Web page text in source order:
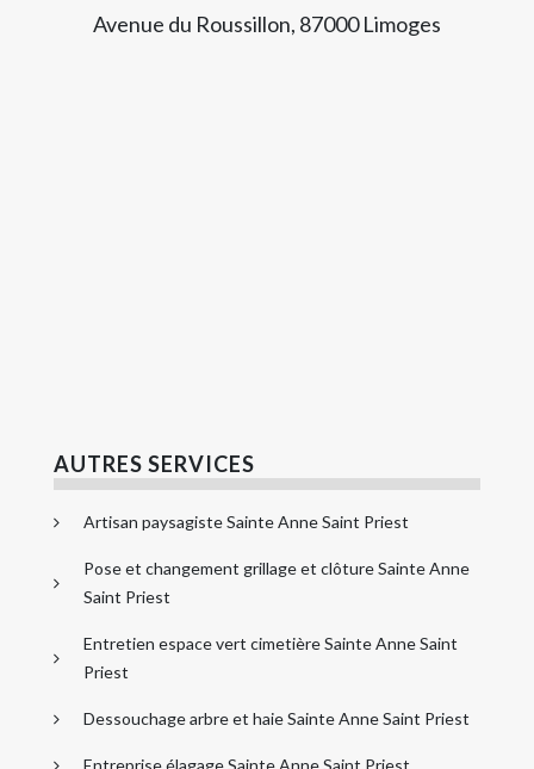
Avenue du Roussillon, 87000 Limoges
AUTRES SERVICES
Artisan paysagiste Sainte Anne Saint Priest
Pose et changement grillage et clôture Sainte Anne
Saint Priest
Entretien espace vert cimetière Sainte Anne Saint
Priest
Dessouchage arbre et haie Sainte Anne Saint Priest
Entreprise élagage Sainte Anne Saint Priest